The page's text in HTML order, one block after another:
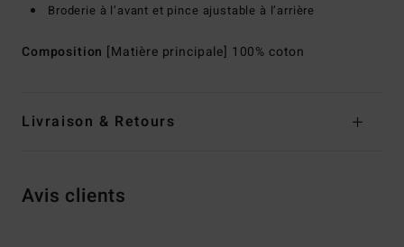
Broderie à l’avant et pince ajustable à l’arrière
Composition [Matière principale] 100% coton
Livraison & Retours
Avis clients